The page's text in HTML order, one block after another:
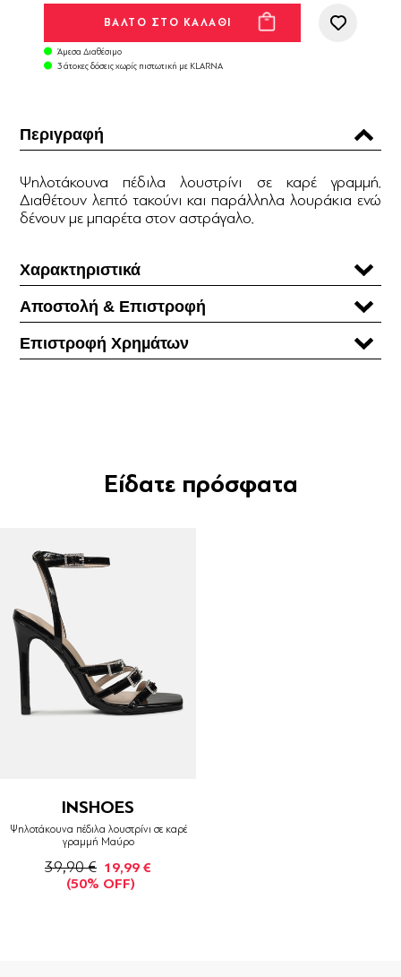
Άμεσα Διαθέσιμο
3 άτοκες δόσεις χωρίς πιστωτική με KLARNA
Περιγραφή
Ψηλοτάκουνα πέδιλα λουστρίνι σε καρέ γραμμή.
Διαθέτουν λεπτό τακούνι και παράλληλα λουράκια ενώ
δένουν με μπαρέτα στον αστράγαλο.
Χαρακτηριστικά
Αποστολή & Επιστροφή
Επιστροφή Χρηµάτων
Είδατε πρόσφατα
INSHOES
Ψηλοτάκουνα πέδιλα λουστρίνι σε καρέ
γραμμή Μαύρο
39,90 € 19,99 €
(50% OFF)